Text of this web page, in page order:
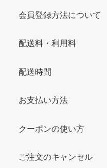
会員登録方法について
配送料・利用料
配送時間
お支払い方法
クーポンの使い方
ご注文のキャンセル